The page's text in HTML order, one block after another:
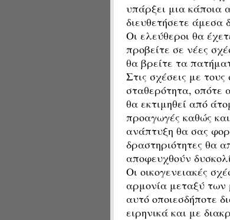
υπάρξει μια κάποια
διευθετήσετε άμεσα
Οι ελεύθεροι θα
προβείτε σε νέες
θα βρείτε τα
Στις σχέσεις με
σταθερότητα, οπότε
θα εκτιμηθεί από
προαγωγές καθώς
ανάπτυξη θα σας
δραστηριότητες θα
αποφευχθούν
Οι οικογενειακές
αρμονία μεταξύ των
αυτό οποιεσδήποτε
ειρηνικά και με